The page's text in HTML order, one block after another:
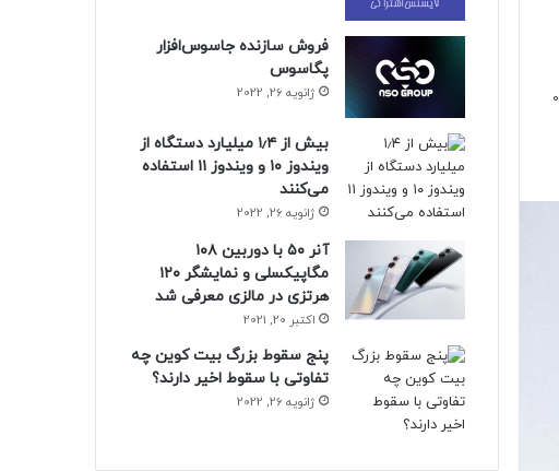
0
فروش سازنده جاسوس‌افزار
پگاسوس
ژانویه 26, 2022
بیش از ۱٫۴ میلیارد دستگاه از
ویندوز ۱۰ و ویندوز ۱۱ استفاده
می‌کنند
ژانویه 26, 2022
آنر ۵۰ با دوربین ۱۰۸
مگاپیکسلی و نمایشگر ۱۲۰
هرتزی در مالزی معرفی شد
اکتبر 20, 2021
پنج سقوط بزرگ بیت کوین چه
تفاوتی با سقوط اخیر دارند؟
ژانویه 26, 2022